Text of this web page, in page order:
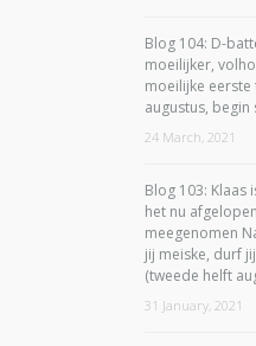
Blog 104: D-
moeilijker,
moeilijke eerste
augustus,
24 March, 2021
Blog 103: Klaas
het nu
meegenomen
jij meiske, durf
(tweede helft
31 January, 2021